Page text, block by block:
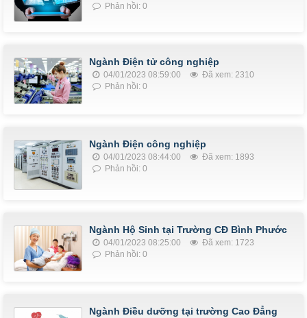
Phản hồi: 0
Ngành Điện tử công nghiệp
04/01/2023 08:59:00
Đã xem: 2310
Phản hồi: 0
Ngành Điện công nghiệp
04/01/2023 08:44:00
Đã xem: 1893
Phản hồi: 0
Ngành Hộ Sinh tại Trường CĐ Bình Phước
04/01/2023 08:25:00
Đã xem: 1723
Phản hồi: 0
Ngành Điều dưỡng tại trường Cao Đẳng